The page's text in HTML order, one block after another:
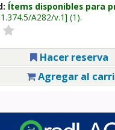
Ítems disponibles para
A282/v.1 (1).
Hacer reserva
Agregar al